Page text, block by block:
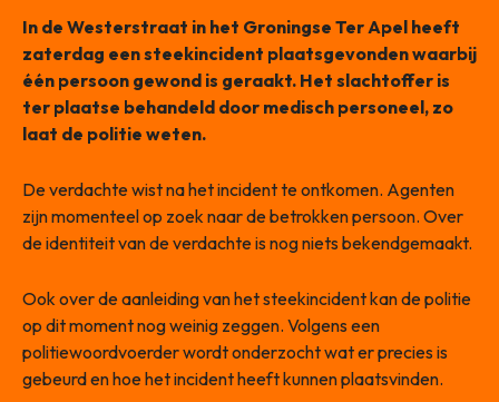
In de Westerstraat in het Groningse Ter Apel heeft
zaterdag een steekincident plaatsgevonden waarbij
één persoon gewond is geraakt. Het slachtoffer is
ter plaatse behandeld door medisch personeel, zo
laat de politie weten.
De verdachte wist na het incident te ontkomen. Agenten
zijn momenteel op zoek naar de betrokken persoon. Over
de identiteit van de verdachte is nog niets bekendgemaakt.
Ook over de aanleiding van het steekincident kan de politie
op dit moment nog weinig zeggen. Volgens een
politiewoordvoerder wordt onderzocht wat er precies is
gebeurd en hoe het incident heeft kunnen plaatsvinden.